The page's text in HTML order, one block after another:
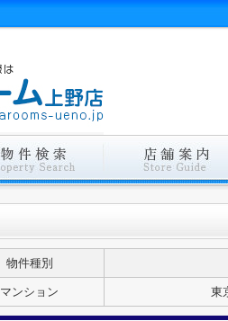
物件種別
マンション 東